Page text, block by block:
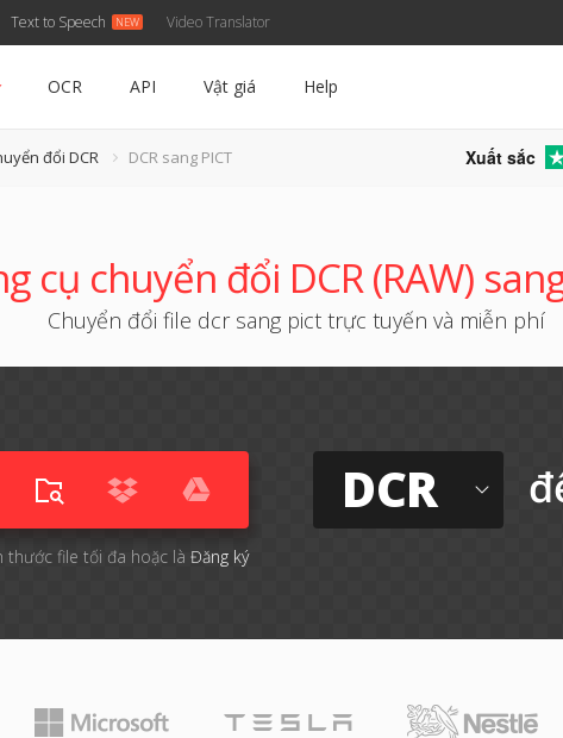
Text to Speech Video Translator
OCR API Vật giá Help
đổi DCR DCR sang PICT Xuất sắc
cụ chuyển đổi DCR (RAW)
Chuyển đổi file dcr sang pict trực tuyến và miễn phí
thước file tối đa hoặc là Đăng ký
DCR